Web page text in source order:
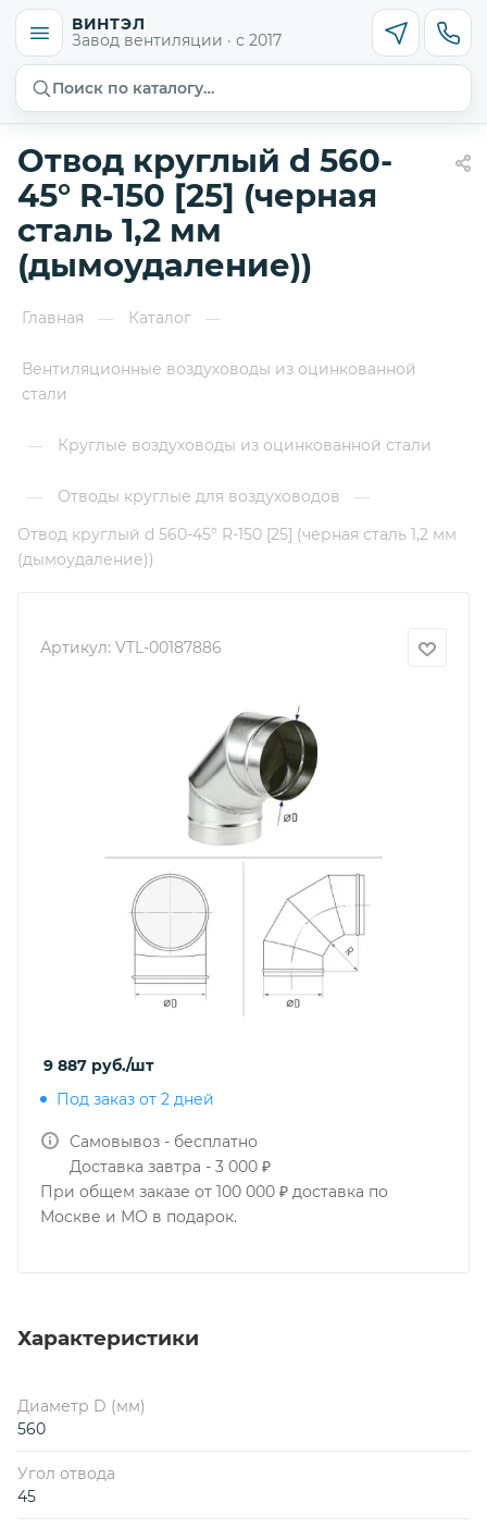
ВИНТЭЛ
Завод вентиляции · с 2017
Поиск по каталогу…
Отвод круглый d 560-
45° R-150 [25] (черная
сталь 1,2 мм
(дымоудаление))
Главная — Каталог —
Вентиляционные воздуховоды из оцинкованной
стали
— Круглые воздуховоды из оцинкованной стали
— Отводы круглые для воздуховодов
—
Отвод круглый d 560-45° R-150 [25] (черная сталь 1,2 мм
(дымоудаление))
Артикул: VTL-00187886
9 887 руб./шт
Под заказ от 2 дней
Самовывоз - бесплатно
Доставка завтра - 3 000 ₽
При общем заказе от 100 000 ₽ доставка по
Москве и МО в подарок.
Характеристики
Диаметр D (мм)
560
Угол отвода
45